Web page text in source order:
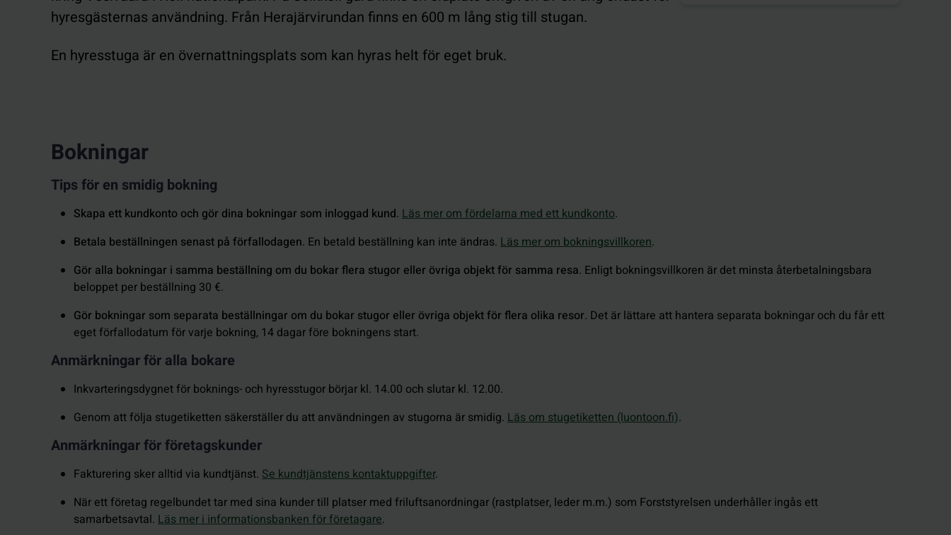
hyresgästernas användning. Från Herajärvirundan finns en 600 m lång stig till stugan.
En hyresstuga är en övernattningsplats som kan hyras helt för eget bruk.
Bokningar
Tips för en smidig bokning
Skapa ett kundkonto och gör dina bokningar som inloggad kund. Läs mer om fördelarna med ett kundkonto.
Betala beställningen senast på förfallodagen. En betald beställning kan inte ändras. Läs mer om bokningsvillkoren.
Gör alla bokningar i samma beställning om du bokar flera stugor eller övriga objekt för samma resa. Enligt bokningsvillkoren är det minsta återbetalningsbara
beloppet per beställning 30 €.
Gör bokningar som separata beställningar om du bokar stugor eller övriga objekt för flera olika resor. Det är lättare att hantera separata bokningar och du får ett
eget förfallodatum för varje bokning, 14 dagar före bokningens start.
Anmärkningar för alla bokare
Inkvarteringsdygnet för boknings- och hyresstugor börjar kl. 14.00 och slutar kl. 12.00.
Genom att följa stugetiketten säkerställer du att användningen av stugorna är smidig. Läs om stugetiketten (luontoon.fi).
Anmärkningar för företagskunder
Fakturering sker alltid via kundtjänst. Se kundtjänstens kontaktuppgifter.
När ett företag regelbundet tar med sina kunder till platser med friluftsanordningar (rastplatser, leder m.m.) som Forststyrelsen underhåller ingås ett
samarbetsavtal. Läs mer i informationsbanken för företagare.